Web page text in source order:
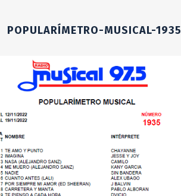
POPULARÍMETRO-MUSICAL-1935